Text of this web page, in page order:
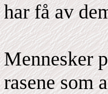
har få av
Mennesker
rasene som